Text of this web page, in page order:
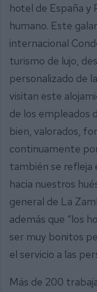
hotel de España y
humano. Este
internacional
turismo de lujo,
personalizado de
visitan este
de los empleados
bien, valorados,
continuamente
también se refleja
hacia nuestros
general de La
además que “los
ser muy bonitos
el servicio a las
Más de 200